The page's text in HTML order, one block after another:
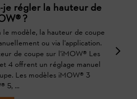
je régler la hauteur de
?
modèle, la hauteur de coupe
ou via l'application.
de coupe sur l'iMOW® Les
4 offrent un réglage manuel
Les modèles iMOW® 3
5, ...